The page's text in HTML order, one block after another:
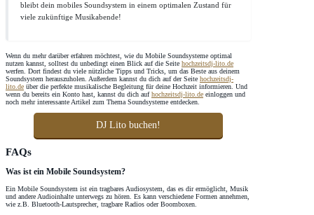
bleibt dein mobiles Soundsystem in einem optimalen Zustand für
viele zukünftige Musikabende!
Wenn du mehr darüber erfahren möchtest, wie du Mobile Soundsysteme optimal
nutzen kannst, solltest du unbedingt einen Blick auf die Seite hochzeitsdj-lito.de
werfen. Dort findest du viele nützliche Tipps und Tricks, um das Beste aus deinem
Soundsystem herauszuholen. Außerdem kannst du dich auf der Seite hochzeitsdj-
lito.de über die perfekte musikalische Begleitung für deine Hochzeit informieren. Und
wenn du bereits ein Konto hast, kannst du dich aufhochzeitsdj-lito.de einloggen und
noch mehr interessante Artikel zum Thema Soundsysteme entdecken.
DJ Lito buchen!
FAQs
Was ist ein Mobile Soundsystem?
Ein Mobile Soundsystem ist ein tragbares Audiosystem, das es dir ermöglicht, Musik
und andere Audioinhalte unterwegs zu hören. Es kann verschiedene Formen annehmen,
wie z.B. Bluetooth-Lautsprecher, tragbare Radios oder Boomboxen.